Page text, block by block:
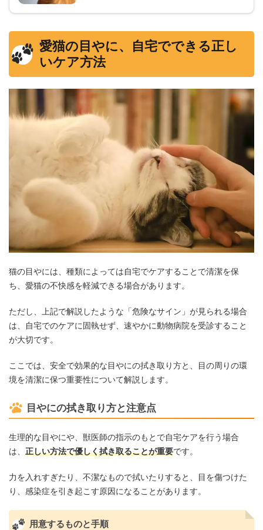
愛猫の目やに、自宅でできる正し
いケア方法
猫の目やには、種類によっては自宅でケアすることで清潔を保
ち、愛猫の不快感を軽減できる場合があります。
ただし、上記で解説したような「危険なサイン」が見られる場合
は、自宅でのケアに固執せず、速やかに動物病院を受診すること
が大切です。
ここでは、安全で効果的な目やにの拭き取り方と、目の周りの環
境を清潔に保つ重要性について解説します。
目やにの拭き取り方と注意点
生理的な目やにや、獣医師の指示のもとで自宅ケアを行う場合
は、 正しい方法で優しく拭き取ることが重要です。
力を入れすぎたり、不潔なもので拭いたりすると、目を傷つけた
り、感染症を引き起こす原因になることがあります。
用意するものと手順